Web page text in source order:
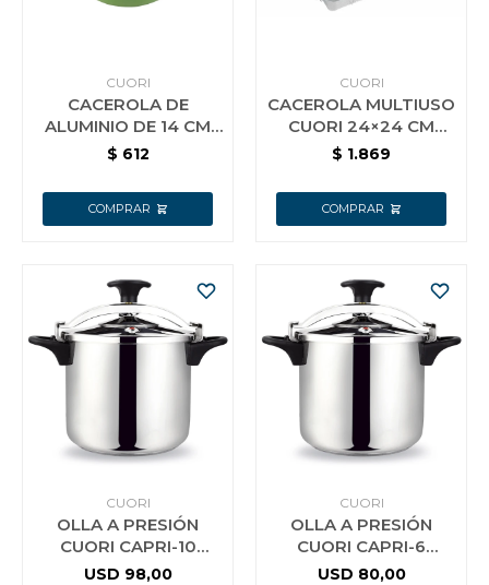
CUORI
CACEROLA DE
ALUMINIO DE 14 CM
CON INTERIOR
VERDE
$ 612
CUORI
CACEROLA MULTIUSO
CUORI 24×24 CM
MULTICHEF
$ 1.869
CUORI
OLLA A PRESIÓN
CUORI CAPRI-10
ACERO INOX.
USD 98,00
CUORI
OLLA A PRESIÓN
CUORI CAPRI-6
ACERO INOX
USD 80,00